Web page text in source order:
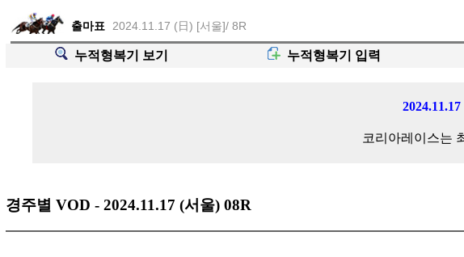
출마표 2024.11.17 (日) [서울]/ 8R
누적형복기 보기 누적형복기 입력
코리아레이스는
경주별 VOD - 2024.11.17 (서울) 08R